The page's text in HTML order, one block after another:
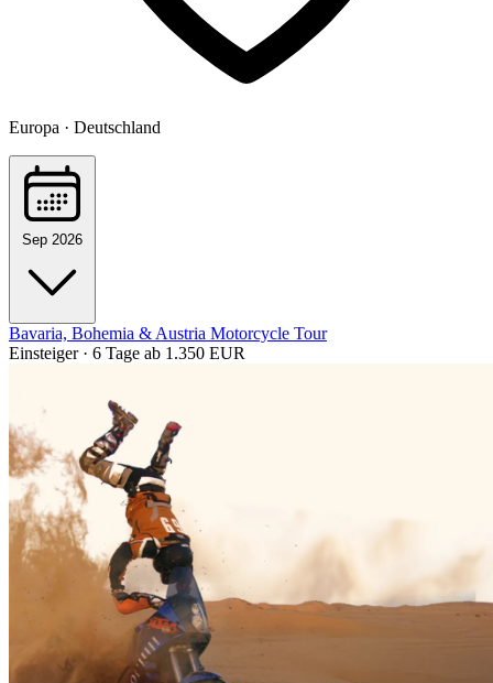
Europa · Deutschland
Sep 2026
Bavaria, Bohemia & Austria Motorcycle Tour
Einsteiger · 6 Tage ab 1.350 EUR